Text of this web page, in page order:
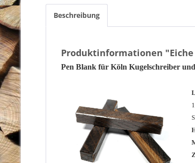
Beschreibung
Produktinformationen
Pen Blank für Köln Kugelschreiber